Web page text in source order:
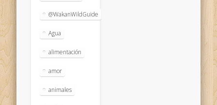
@WakanWildGuide
Agua
alimentación
amor
animales